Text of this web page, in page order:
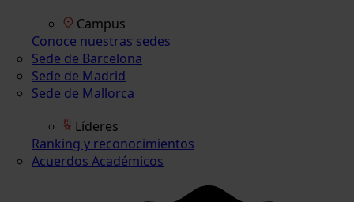
Campus
Conoce nuestras sedes
Sede de Barcelona
Sede de Madrid
Sede de Mallorca
Líderes
Ranking y reconocimientos
Acuerdos Académicos